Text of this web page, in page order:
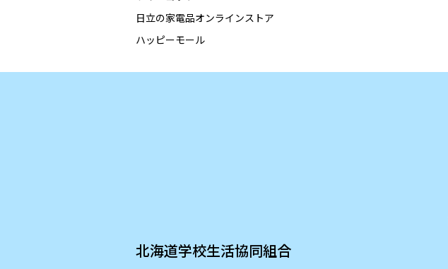
日立の家電品オンラインストア
ハッピーモール
北海道学校生活協同組合